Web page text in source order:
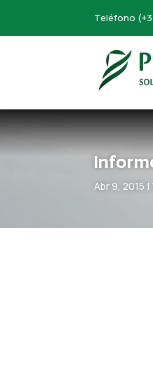
Teléfono
Abr 9, 2015 |